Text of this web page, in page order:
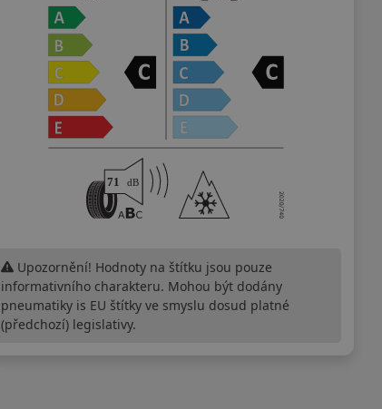
Upozornění! Hodnoty na štítku jsou pouze
informativního charakteru. Mohou být dodány
pneumatiky is EU štítky ve smyslu dosud platné
(předchozí) legislativy.